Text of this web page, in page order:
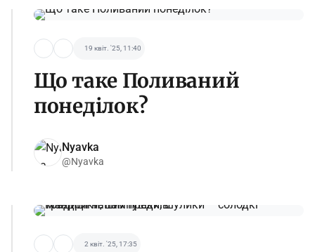
19 квіт. '25, 11:40
Що таке Поливаний
понеділок?
Nyavka
@Nyavka
2 квіт. '25, 17:35